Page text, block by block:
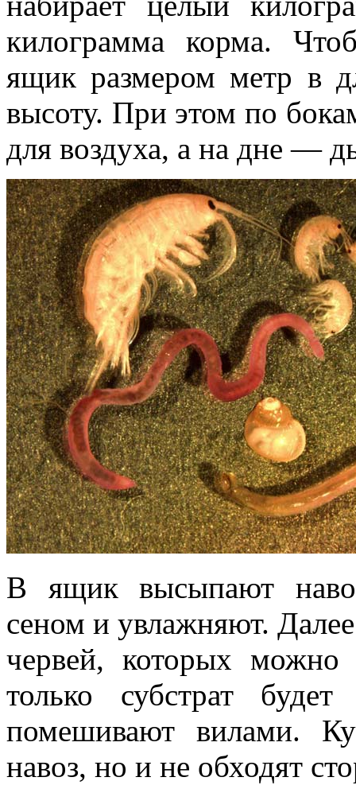
килограмма корма.
ящик размером метр в
высоту. При этом по
для воздуха, а на дне —
В ящик высыпают
сеном и увлажняют.
червей, которых можно
только субстрат
помешивают вилами.
навоз, но и не обходят